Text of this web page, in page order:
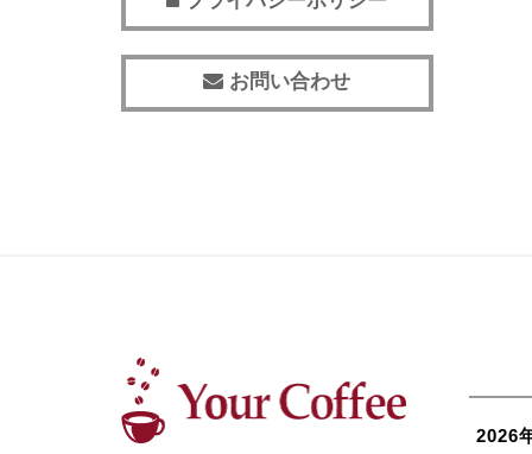
お問い合わせ
2026